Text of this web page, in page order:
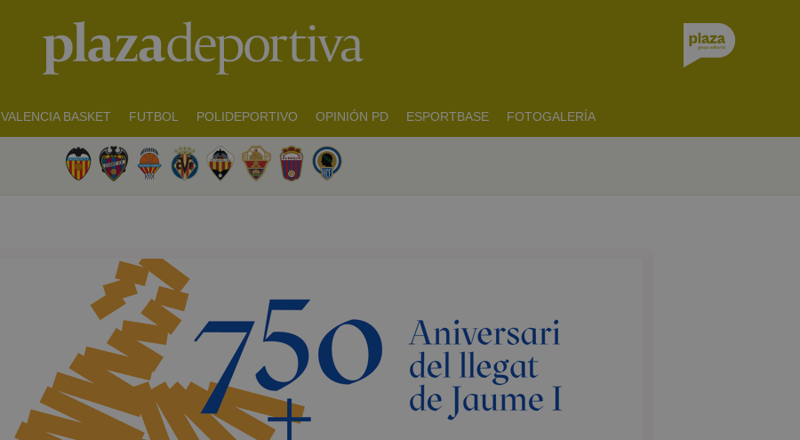
VALENCIA BASKET FUTBOL POLIDEPORTIVO OPINIÓN PD ESPORTBASE FOTOGALERÍA